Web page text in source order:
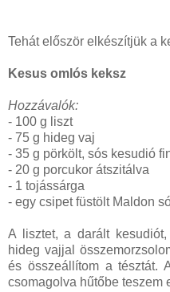
Tehát először elkészítjük a
Kesus omlós keksz
Hozzávalók:
- 100 g liszt
- 75 g hideg vaj
- 35 g pörkölt, sós kesudió
- 20 g porcukor átszitálva
- 1 tojássárga
- egy csipet füstölt Maldon
A lisztet, a darált
hideg vajjal
és összeállítom a tésztát.
csomagolva hűtőbe teszem